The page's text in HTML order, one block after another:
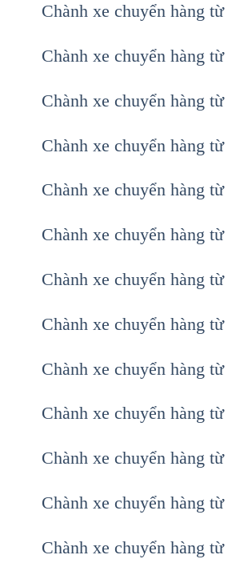
Chành xe chuyển hàng
Chành xe chuyển hàng
Chành xe chuyển hàng
Chành xe chuyển hàng
Chành xe chuyển hàng
Chành xe chuyển hàng
Chành xe chuyển hàng
Chành xe chuyển hàng
Chành xe chuyển hàng
Chành xe chuyển hàng
Chành xe chuyển hàng
Chành xe chuyển hàng
Chành xe chuyển hàng